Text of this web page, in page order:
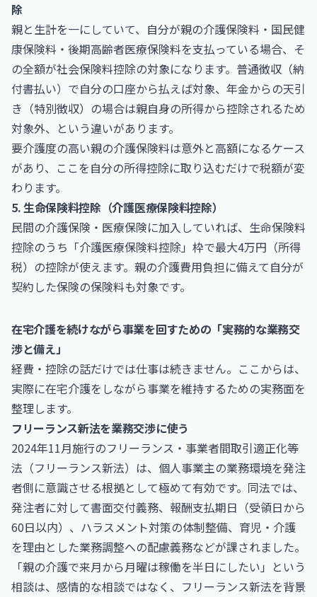
除
親と生計を一にしていて、自分が親の介護保険料・国民健
康保険料・後期高齢者医療保険料を支払っている場合、そ
の全額が社会保険料控除の対象になります。普通徴収（納
付書払い）で自分の口座から払えば対象、年金からの天引
き（特別徴収）の場合は親自身の所得から控除されるため
対象外、という違いがあります。
要介護度の高い親の介護保険料は意外と高額になるケース
があり、ここを自分の所得控除に取り込むだけで税額が変
わります。
5. 生命保険料控除（介護医療保険料控除）
民間の介護保険・医療保険に加入していれば、生命保険料
控除のうち「介護医療保険料控除」枠で最大4万円（所得
税）の控除が使えます。親の介護費用負担に備えて自分が
契約した保険の保険料も対象です。
在宅介護を続けながら事業を回すための「実務的な業務交
渉と備え」
経費・控除の話だけでは仕事は続きません。ここからは、
実際に在宅介護をしながら事業を維持するための実務面を
整理します。
フリーランス新法を業務交渉に使う
2024年11月施行のフリーランス・事業者間取引適正化等
法（フリーランス新法）は、個人事業主の業務環境を発注
者側に意識させる根拠として極めて有効です。同法では、
発注者に対して書面交付義務、報酬支払期日（受領日から
60日以内）、ハラスメント対策の体制整備、育児・介護
を理由とした業務調整への配慮義務などが課されました。
「親の介護で来月から月曜は稼働を半日にしたい」という
相談は、感情的な相談ではなく、フリーランス新法を背景